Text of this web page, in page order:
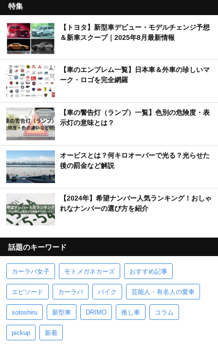
特集
【トヨタ】新型車デビュー・モデルチェンジ予想
＆新車スクープ｜2025年8月最新情報
【車のエンブレム一覧】日本車＆外車の珍しいマ
ーク・ロゴを完全網羅
【車の警告灯（ランプ）一覧】色別の危険度・表
示灯の意味とは？
オービスとは？何キロオーバーで光る？光らせた
後の罰金など解説
【2024年】希望ナンバー人気ランキング！おしゃ
れなナンバーの選び方を紹介
話題のキーワード
カーラバ女子 モトメガネカーズ おすすめ記事
エピソード カーラバ バイク 芸能人・有名人の愛車
sotoshiru 新型車 DRIMO 推し車 コラム
pickup 新着